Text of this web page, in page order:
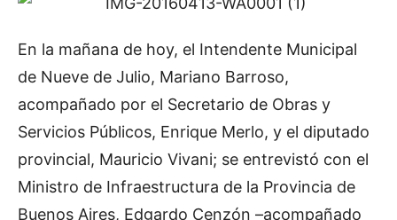
En la mañana de hoy, el Intendente Municipal
de Nueve de Julio, Mariano Barroso,
acompañado por el Secretario de Obras y
Servicios Públicos, Enrique Merlo, y el diputado
provincial, Mauricio Vivani; se entrevistó con el
Ministro de Infraestructura de la Provincia de
Buenos Aires, Edgardo Cenzón –acompañado